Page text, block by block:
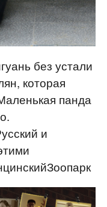
без устали
которая
панда
и